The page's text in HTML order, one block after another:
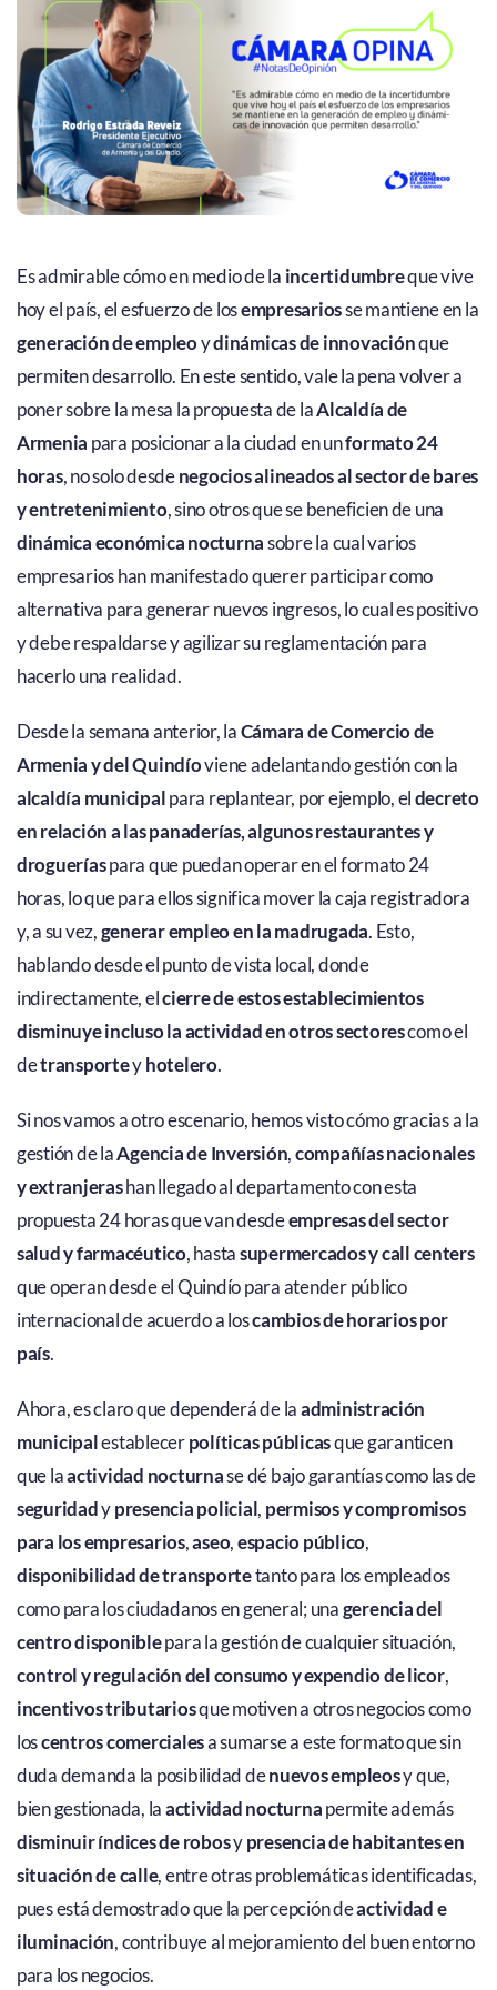
Es admirable cómo en medio de la incertidumbreque vive
hoy el país, el esfuerzo de losempresariosse mantiene en la
generación de empleoydinámicas de innovaciónque
permiten desarrollo. En este sentido, vale la pena volver a
poner sobre la mesa la propuesta de laAlcaldía de
Armenia para posicionar a la ciudad en unformato 24
horas, no solo desdenegocios alineados al sector de bares
y entretenimiento, sino otros que se beneficien de una
dinámica económica nocturnasobre la cual varios
empresarios han manifestado querer participar como
alternativa para generar nuevos ingresos, lo cual es positivo
y debe respaldarse y agilizar su reglamentación para
hacerlo una realidad.
Desde la semana anterior, laCámara de Comercio de
Armenia y del Quindíoviene adelantando gestión con la
alcaldía municipalpara replantear, por ejemplo, eldecreto
en relación a las panaderías, algunos restaurantes y
drogueríaspara que puedan operar en el formato 24
horas, lo que para ellos significa mover la caja registradora
y, a su vez,generar empleo en la madrugada. Esto,
hablando desde el punto de vista local, donde
indirectamente, elcierre de estos establecimientos
disminuye incluso la actividad en otros sectorescomo el
detransporteyhotelero.
Si nos vamos a otro escenario, hemos visto cómo gracias a la
gestión de laAgencia de Inversión,compañías nacionales
y extranjerashan llegado al departamento con esta
propuesta 24 horas que van desdeempresas del sector
salud y farmacéutico, hastasupermercados y call centers
que operan desde el Quindío para atender público
internacional de acuerdo a loscambios de horarios por
país.
Ahora, es claro que dependerá de laadministración
municipalestablecerpolíticas públicasque garanticen
que laactividad nocturnase dé bajo garantías como las de
seguridadypresencia policial, permisos y compromisos
para los empresarios,aseo,espacio público,
disponibilidad de transportetanto para los empleados
como para los ciudadanos en general; unagerencia del
centro disponiblepara la gestión de cualquier situación,
control y regulación del consumo y expendio de licor,
incentivos tributariosque motiven a otros negocios como
loscentros comercialesa sumarse a este formato que sin
duda demanda la posibilidad denuevos empleosy que,
bien gestionada, laactividad nocturnapermite además
disminuir índices de robosypresencia de habitantes en
situación de calle, entre otras problemáticas identificadas,
pues está demostrado que la percepción deactividad e
iluminación, contribuye al mejoramiento del buen entorno
para los negocios.